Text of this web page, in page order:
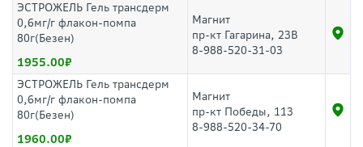
ЭСТРОЖЕЛЬ Гель трансдерм
0,6мг/г флакон-помпа
80г(Безен)
1955.00
Магнит
пр-кт Гагарина, 23В
8-988-520-31-03
ЭСТРОЖЕЛЬ Гель трансдерм
0,6мг/г флакон-помпа
80г(Безен)
1960.00
Магнит
пр-кт Победы, 113
8-988-520-34-70